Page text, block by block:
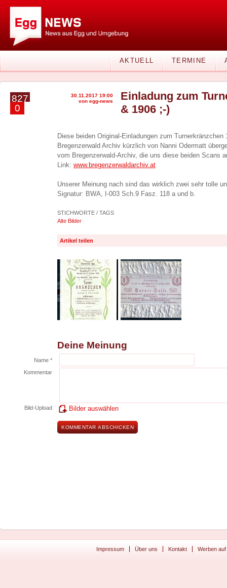
AKTUELL TERMINE
827
0
30.11.2017 19:00
von egg-news
Einladung zum
& 1906 ;-)
Diese beiden Original-Einladungen zum Turnerkränzchen
Bregenzerwald Archiv kürzlich von Nanni Odermatt
vom Bregenzerwald-Archiv, die uns diese beiden Scans
Link: www.bregenzerwaldarchiv.at
Unserer Meinung nach sind das wirklich zwei sehr tolle
Signatur: BWA, I-003 Sch.9 Fasz. 118 a und b.
STICHWORTE / TAGS
Alte Bilder
Artikel teilen
Deine Meinung
Name *
Kommentar
Bild-Upload Bilder auswählen
Impressum Über uns Kontakt Werben